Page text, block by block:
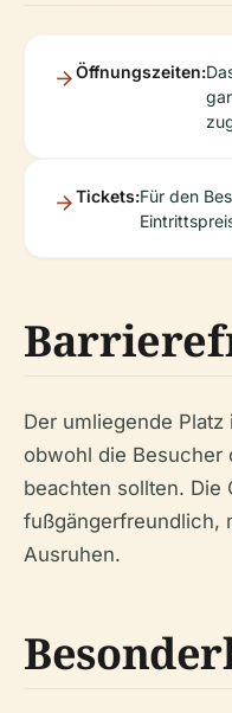
Öffnungszeiten:
Tickets:Für den
Der umliegende
obwohl die Besucher
beachten sollten. Die
fußgängerfreundlich,
Ausruhen.